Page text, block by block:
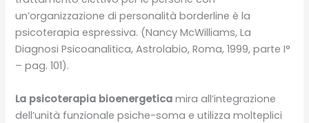
un’organizzazione di personalità borderline è la
psicoterapia espressiva. (Nancy McWilliams, La
Diagnosi Psicoanalitica, Astrolabio, Roma, 1999, parte I°
– pag. 101).
La psicoterapia bioenergetica mira all’integrazione
dell’unità funzionale psiche-soma e utilizza molteplici